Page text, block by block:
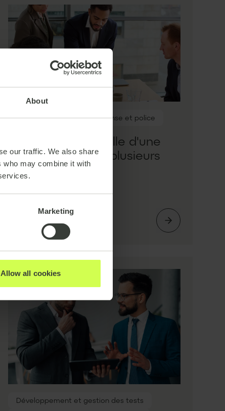
About
our traffic. We also share
who may combine it with
Marketing
Allow all cookies
Livraison de projet Défense et police
Migration ponctuelle d'une
plateforme IT sur plusieurs
agences
Développement et gestion des tests